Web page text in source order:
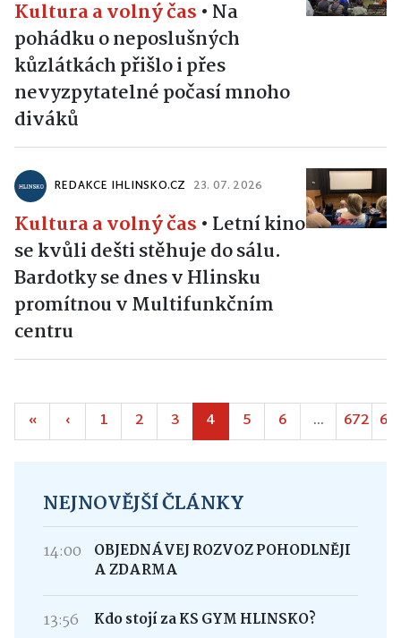
Kultura a volný čas • Na
pohádku o neposlušných
kůzlátkách přišlo i přes
nevyzpytatelné počasí mnoho
diváků
REDAKCE IHLINSKO.CZ 23. 07. 2026
Kultura a volný čas • Letní kino
se kvůli dešti stěhuje do sálu.
Bardotky se dnes v Hlinsku
promítnou v Multifunkčním
centru
« ‹ 1 2 3 4 5 6 ... 672
NEJNOVĚJŠÍ ČLÁNKY
14:00
OBJEDNÁVEJ ROZVOZ POHODLNĚJI
A ZDARMA
13:56 Kdo stojí za KS GYM HLINSKO?